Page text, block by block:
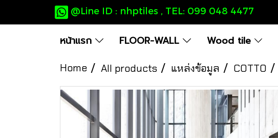
@Line ID : nhptiles , TEL: 099 048 4477
หน้าแรก FLOOR-WALL Wood tile
Home All products แหล่งข้อมูล COTTO